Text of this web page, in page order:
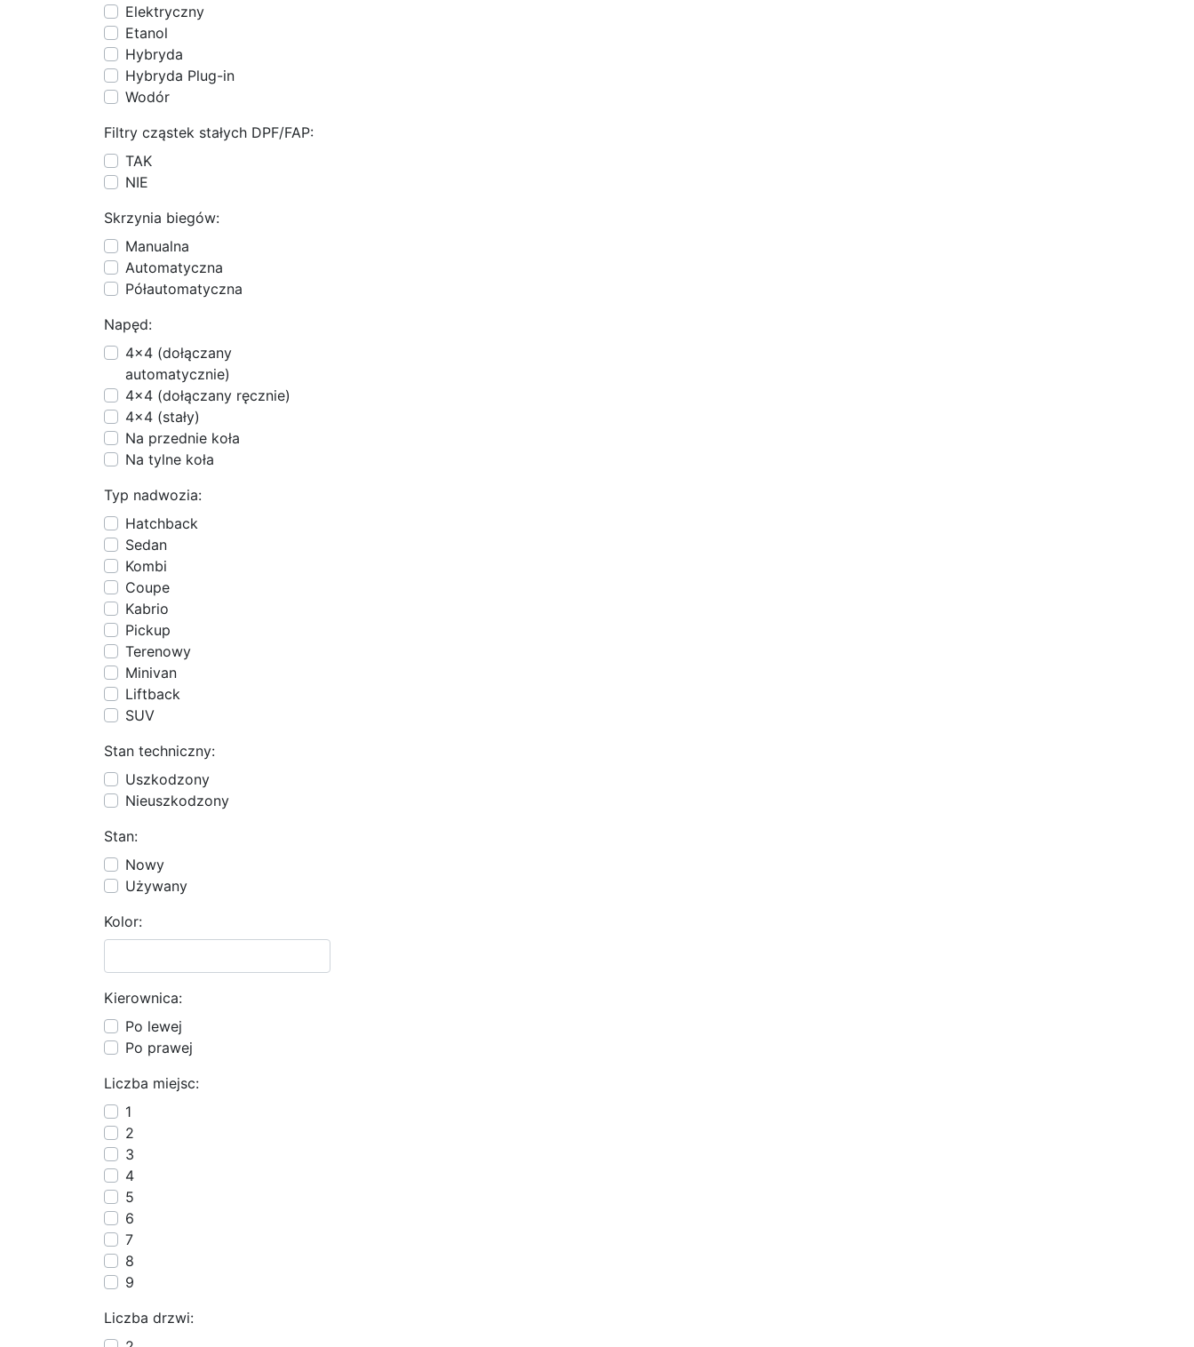
Elektryczny
Etanol
Hybryda
Hybryda Plug-in
Wodór
Filtry cząstek stałych DPF/FAP:
TAK
NIE
Skrzynia biegów:
Manualna
Automatyczna
Półautomatyczna
Napęd:
4x4 (dołączany
automatycznie)
4x4 (dołączany ręcznie)
4x4 (stały)
Na przednie koła
Na tylne koła
Typ nadwozia:
Hatchback
Sedan
Kombi
Coupe
Kabrio
Pickup
Terenowy
Minivan
Liftback
SUV
Stan techniczny:
Uszkodzony
Nieuszkodzony
Stan:
Nowy
Używany
Kolor:
Kierownica:
Po lewej
Po prawej
Liczba miejsc:
1
2
3
4
5
6
7
8
9
Liczba drzwi: